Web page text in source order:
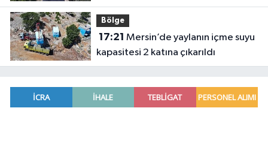
Bölge
17:21
kapasitesi 2 katına çıkarıldı